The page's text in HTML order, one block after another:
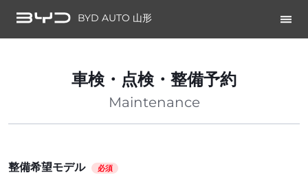
BYD AUTO 山形
車検・点検・整備予約
Maintenance
整備希望モデル 必須